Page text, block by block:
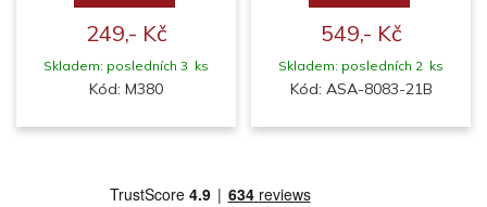
249,- Kč
Skladem: posledních 3 ks
Kód: M380
549,- Kč
Skladem: posledních 2 ks
Kód: ASA-8083-21B